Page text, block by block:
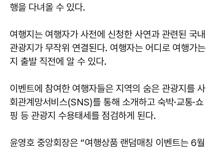
행을 다녀올 수 있다.
여행지는 여행자가 사전에 신청한 사연과 관련된 국내
관광지가 무작위 연결된다. 여행자는 어디로 여행가는
지 출발 직전에 알 수 있다.
이벤트에 참여한 여행자들은 지역의 숨은 관광지를 사
회관계망서비스(SNS)를 통해 소개하고 숙박·교통·쇼
핑 등 관광지 수용태세를 점검하게 된다.
윤영호 중앙회장은 “여행상품 랜덤매칭 이벤트는 6월